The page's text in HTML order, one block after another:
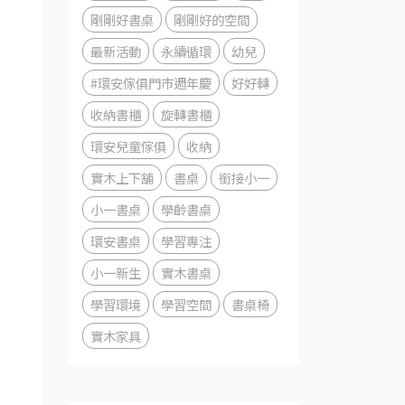
剛剛好書桌
剛剛好的空間
最新活動
永續循環
幼兒
#環安傢俱門市週年慶
好好轉
收納書櫃
旋轉書櫃
環安兒童傢俱
收納
實木上下舖
書桌
銜接小一
小一書桌
學齡書桌
環安書桌
學習專注
小一新生
實木書桌
學習環境
學習空間
書桌椅
實木家具